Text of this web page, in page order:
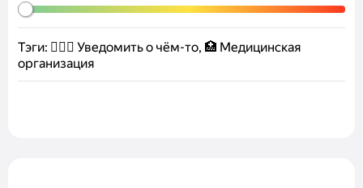
Тэги: 🤷🏻‍♂️ Уведомить о чём-то, 🏥 Медицинская
организация